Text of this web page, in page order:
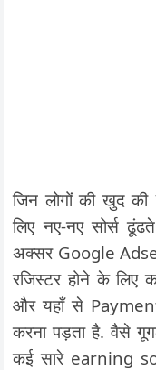
जिन लोगों की खुद
लिए नए-नए सोर्स
अक्सर Google
रजिस्टर होने के लिए
और यहाँ से
करना पड़ता है. वैसे
कई सारे earning